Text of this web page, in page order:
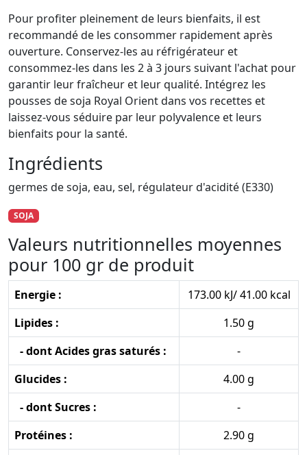
Pour profiter pleinement de leurs bienfaits, il est
recommandé de les consommer rapidement après
ouverture. Conservez-les au réfrigérateur et
consommez-les dans les 2 à 3 jours suivant l'achat pour
garantir leur fraîcheur et leur qualité. Intégrez les
pousses de soja Royal Orient dans vos recettes et
laissez-vous séduire par leur polyvalence et leurs
bienfaits pour la santé.
Ingrédients
germes de soja, eau, sel, régulateur d'acidité (E330)
SOJA
Valeurs nutritionnelles moyennes
pour 100 gr de produit
Energie :
173.00 kJ/ 41.00 kcal
Lipides :
1.50 g
- dont Acides gras saturés :
-
Glucides :
4.00 g
- dont Sucres :
-
Protéines :
2.90 g